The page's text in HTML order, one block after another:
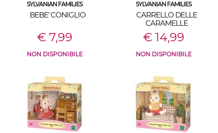
SYLVANIAN FAMILIES
BEBE' CONIGLIO
€ 7,99
NON DISPONIBILE
SYLVANIAN FAMILIES
CARRELLO DELLE
CARAMELLE
€ 14,99
NON DISPONIBILE